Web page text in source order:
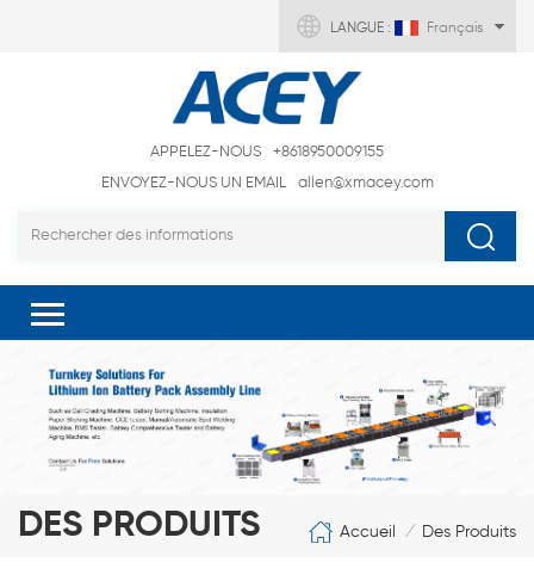
LANGUE : Français
APPELEZ-NOUS
+8618950009155
ENVOYEZ-NOUS UN EMAIL
allen@xmacey.com
DES PRODUITS Accueil / Des Produits